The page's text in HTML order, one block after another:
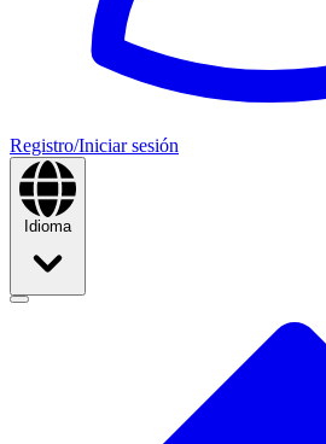
Registro/Iniciar sesión
Idioma